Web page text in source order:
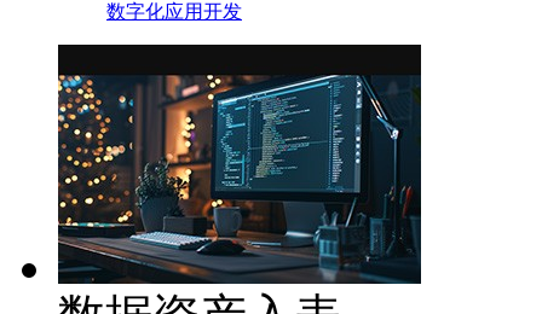
数字化应用开发